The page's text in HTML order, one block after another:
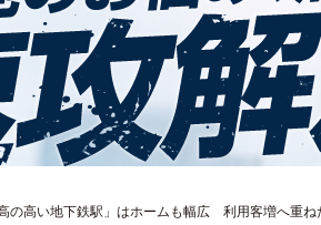
高の高い地下鉄駅」はホームも幅広 利用客増へ重